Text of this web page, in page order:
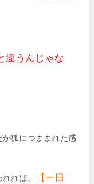
違うんじゃな
狐につままれた感
れれば、
【一日